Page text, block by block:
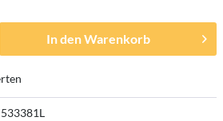
In denWarenkorb
533381L